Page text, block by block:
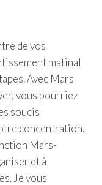
de vos
matinal
Avec Mars
vous pourriez
soucis
concentration.
Mars-
et à
Je vous